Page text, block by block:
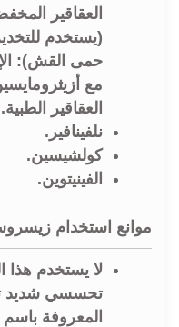
العقاقير
(يستخدم
حمى القش):
مع
العقاقير الطبية.
نلفينافير.
كولشيسين.
الفينيتوين.
موانع استخدام
لا يستخدم هذا
تحسسي شديد
المعروفة باسم